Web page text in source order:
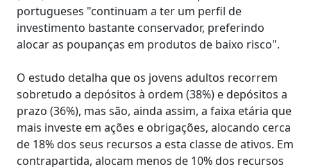
portugueses "continuam a ter um perfil de
investimento bastante conservador, preferindo
alocar as poupanças em produtos de baixo risco".
O estudo detalha que os jovens adultos recorrem
sobretudo a depósitos à ordem (38%) e depósitos a
prazo (36%), mas são, ainda assim, a faixa etária que
mais investe em ações e obrigações, alocando cerca
de 18% dos seus recursos a esta classe de ativos. Em
contrapartida, alocam menos de 10% dos recursos